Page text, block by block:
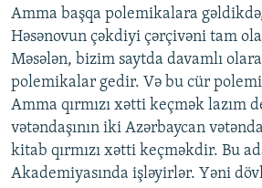
Amma başqa polemikalara
Həsənovun çəkdiyi çərçivəni tam
Məsələn, bizim saytda davamlı
polemikalar gedir. Və bu cür
Amma qırmızı xətti keçmək lazım
vətəndaşının iki Azərbaycan
kitab qırmızı xətti keçməkdir. Bu
Akademiyasında işləyirlər. Yəni